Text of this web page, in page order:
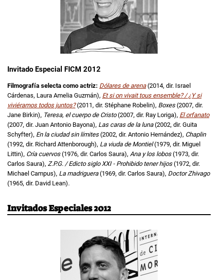
Invitado Especial FICM 2012
Filmografía selecta como actriz: Dólares de arena (2014, dir. Israel
Cárdenas, Laura Amelia Guzmán), Et si on vivait tous ensemble? / ¿Y si
viviéramos todos juntos? (2011, dir. Stéphane Robelin), Boxes(2007, dir.
Jane Birkin), Teresa, el cuerpo de Cristo(2007, dir. Ray Loriga), El orfanato
(2007, dir. Juan Antonio Bayona), Las caras de la luna(2002, dir. Guita
Schyfter), En la ciudad sin límites(2002, dir. Antonio Hernández), Chaplin
(1992, dir. Richard Attenborough), La viuda de Montiel(1979, dir. Miguel
Littin), Cría cuervos(1976, dir. Carlos Saura), Ana y los lobos(1973, dir.
Carlos Saura), Z.P.G. / Edicto siglo XXI - Prohibido tener hijos(1972, dir.
Michael Campus), La madriguera(1969, dir. Carlos Saura), Doctor Zhivago
(1965, dir. David Lean).
Invitados Especiales 2012